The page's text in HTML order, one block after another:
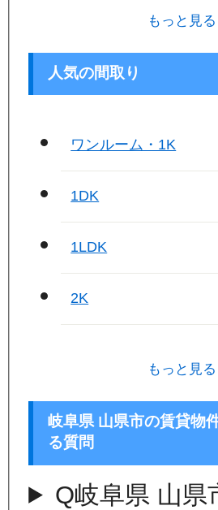
もっと見る
人気の間取り
ワンルーム・1K
1DK
1LDK
2K
もっと見る
岐阜県 山県市の賃貸物
る質問
Q岐阜県 山県